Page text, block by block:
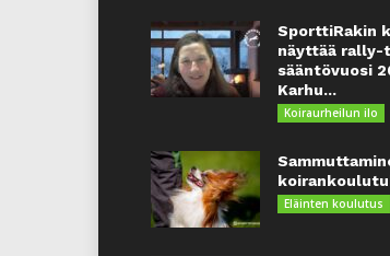
SporttiRakin
näyttää rally-
sääntövuosi
Karhu...
Koiraurheilun ilo
Eläinten koulutus